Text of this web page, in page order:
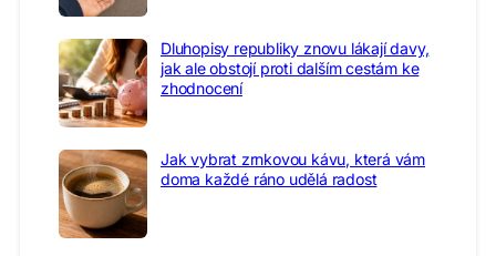
Dluhopisy republiky znovu lákají davy,
jak ale obstojí proti dalším cestám ke
zhodnocení
Jak vybrat zrnkovou kávu, která vám
doma každé ráno udělá radost